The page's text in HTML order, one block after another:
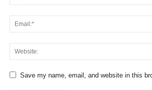
Save my name, email, and website in this